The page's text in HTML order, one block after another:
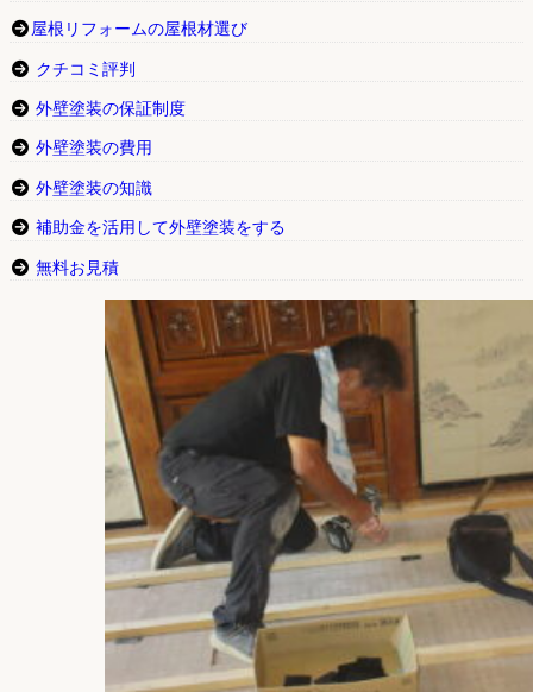
屋根リフォームの屋根材選び
クチコミ評判
外壁塗装の保証制度
外壁塗装の費用
外壁塗装の知識
補助金を活用して外壁塗装をする
無料お見積